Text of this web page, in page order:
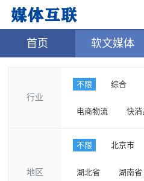
首页 软文媒体
行业
不限 综合
电商物流 快消
地区
不限 北京市
湖北省 湖南省